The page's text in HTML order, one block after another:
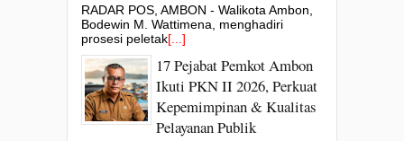
RADAR POS, AMBON - Walikota Ambon,
Bodewin M. Wattimena, menghadiri
prosesi peletak[...]
17 Pejabat Pemkot Ambon
Ikuti PKN II 2026, Perkuat
Kepemimpinan & Kualitas
Pelayanan Publik